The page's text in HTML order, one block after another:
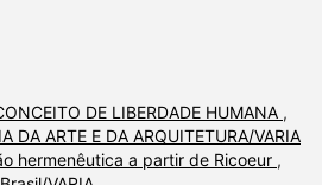
DE LIBERDADE HUMANA ,
ARTE E DA ARQUITETURA/VARIA
hermenêutica a partir de Ricoeur ,